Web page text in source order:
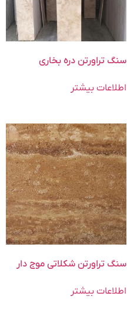
سنگ تراورتن دره بخاری
اطلاعات بیشتر
سنگ تراورتن شکلاتی موج دار
اطلاعات بیشتر